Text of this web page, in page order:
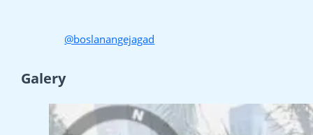
@boslanangejagad
Galery